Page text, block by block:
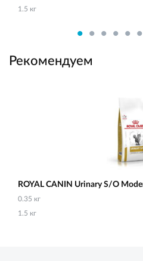
1.5 кг
Рекомендуем
ROYAL CANIN Urinary S/O
0.35 кг
1.5 кг